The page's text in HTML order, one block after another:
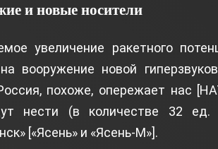
и новые носители
увеличение ракетного
вооружение новой
похоже, опережает нас
нести (в количестве 32
[«Ясень» и «Ясень-М»].